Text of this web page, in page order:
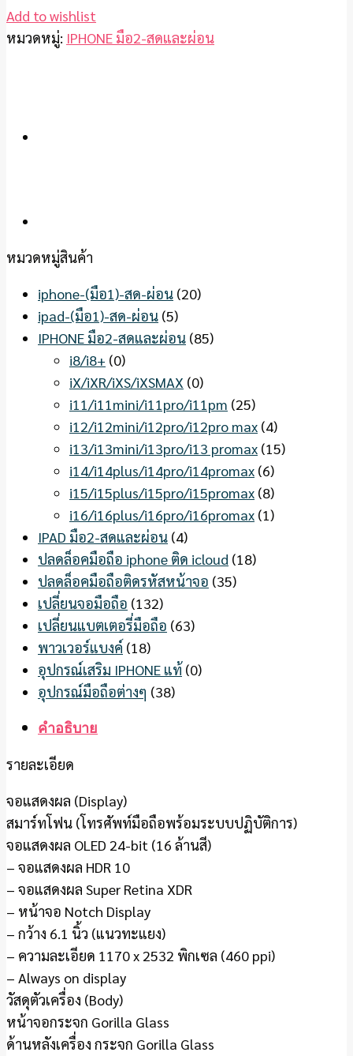
Add to wishlist
หมวดหมู่: IPHONE มือ2-สดและผ่อน
หมวดหมู่สินค้า
iphone-(มือ1)-สด-ผ่อน (20)
ipad-(มือ1)-สด-ผ่อน (5)
IPHONE มือ2-สดและผ่อน (85)
i8/i8+ (0)
iX/iXR/iXS/iXSMAX (0)
i11/i11mini/i11pro/i11pm (25)
i12/i12mini/i12pro/i12pro max (4)
i13/i13mini/i13pro/i13 promax (15)
i14/i14plus/i14pro/i14promax (6)
i15/i15plus/i15pro/i15promax (8)
i16/i16plus/i16pro/i16promax (1)
IPAD มือ2-สดและผ่อน (4)
ปลดล็อคมือถือ iphone ติด icloud (18)
ปลดล็อคมือถือติดรหัสหน้าจอ (35)
เปลี่ยนจอมือถือ (132)
เปลี่ยนแบตเตอรี่มือถือ (63)
พาวเวอร์แบงค์ (18)
อุปกรณ์เสริม IPHONE แท้ (0)
อุปกรณ์มือถือต่างๆ (38)
คำอธิบาย
รายละเอียด
จอแสดงผล (Display)
สมาร์ทโฟน (โทรศัพท์มือถือพร้อมระบบปฏิบัติการ)
จอแสดงผล OLED 24-bit (16 ล้านสี)
– จอแสดงผล HDR 10
– จอแสดงผล Super Retina XDR
– หน้าจอ Notch Display
– กว้าง 6.1 นิ้ว (แนวทะแยง)
– ความละเอียด 1170 x 2532 พิกเซล (460 ppi)
– Always on display
วัสดุตัวเครื่อง (Body)
หน้าจอกระจก Gorilla Glass
ด้านหลังเครื่อง กระจก Gorilla Glass